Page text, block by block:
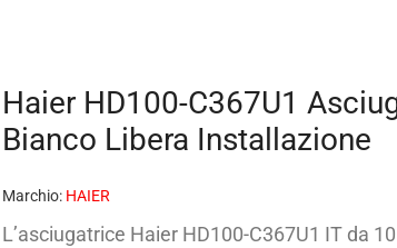
Haier HD100-C367U1
Bianco Libera Installazione
Marchio: HAIER
L’asciugatrice Haier HD100-C367U1 IT da